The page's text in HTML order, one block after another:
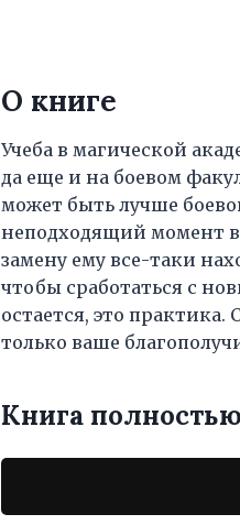
О книге
Учеба в магической
да еще и на боевом
может быть лучше
неподходящий момент
замену ему все-таки
чтобы сработаться с
остается, это
только ваше
Книга